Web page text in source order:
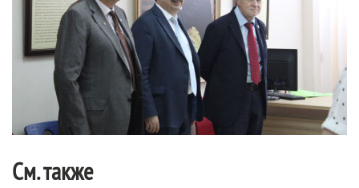
См. также